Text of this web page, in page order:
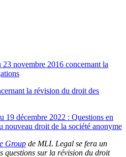
novembre 2016 concernant la
la révision du droit des
décembre 2022 : Questions en
nouveau droit de la société anonyme
Group de MLL Legal se fera un
questions sur la révision du droit